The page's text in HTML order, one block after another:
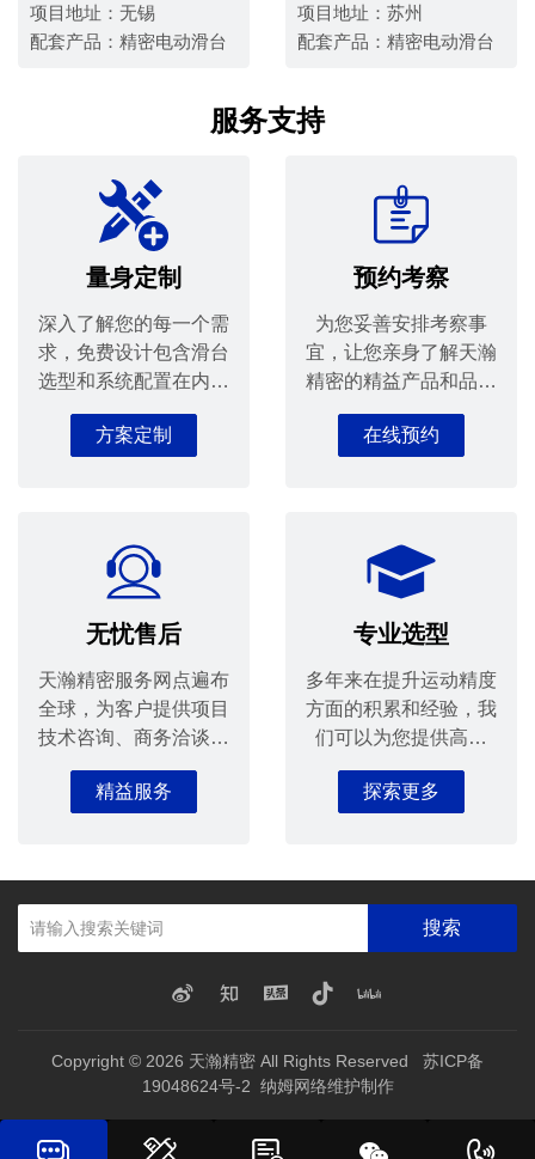
项目地址： 无锡
配套产品： 精密电动滑台
项目地址： 苏州
配套产品： 精密电动滑台
服务支持
量身定制
深入了解您的每一个需
求，免费设计包含滑台
选型和系统配置在内的
全套解决方案，提升您
的设计生产效益。
方案定制
预约考察
为您妥善安排考察事
宜，让您亲身了解天瀚
精密的精益产品和品质
服务。
在线预约
无忧售后
天瀚精密服务网点遍布
全球，为客户提供项目
技术咨询、商务洽谈、
安装指导等全方位的优
质服务。
精益服务
专业选型
多年来在提升运动精度
方面的积累和经验，我
们可以为您提供高品
质、全方位的滑台选型
解决方案。
探索更多
搜索
Copyright © 2026 天瀚精密 All Rights Reserved 苏ICP备
19048624号-2 纳姆网络维护制作